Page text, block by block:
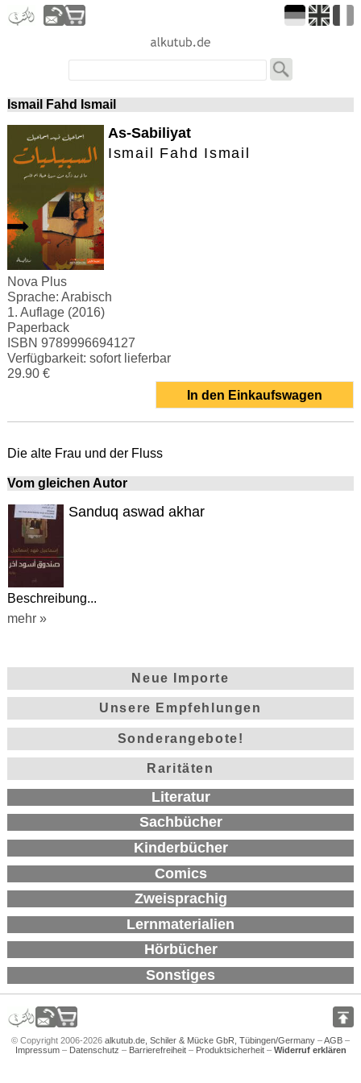
Ismail Fahd Ismail
As-Sabiliyat
Ismail Fahd Ismail
Nova Plus
Sprache: Arabisch
1. Auflage (2016)
Paperback
ISBN 9789996694127
Verfügbarkeit: sofort lieferbar
29.90 €
In den Einkaufswagen
Die alte Frau und der Fluss
Vom gleichen Autor
Sanduq aswad akhar
Beschreibung...
mehr »
Neue Importe
Unsere Empfehlungen
Sonderangebote!
Raritäten
Literatur
Sachbücher
Kinderbücher
Comics
Zweisprachig
Lernmaterialien
Hörbücher
Sonstiges
© Copyright 2006-2026 alkutub.de, Schiler & Mücke GbR, Tübingen/Germany –AGB –
Impressum– Datenschutz – Barrierefreiheit– Produktsicherheit– Widerruf erklären